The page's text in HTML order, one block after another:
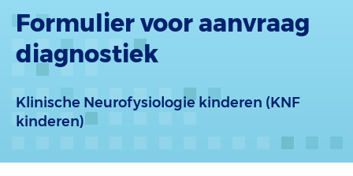
Formulier voor aanvraag
diagnostiek
Klinische Neurofysiologie kinderen (KNF
kinderen)